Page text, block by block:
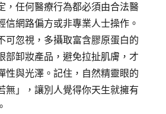
，任何醫療行為都必須由合法醫
信網路偏方或非專業人士操作。
可忽視，多攝取富含膠原蛋白的
部卸妝產品，避免拉扯肌膚，才
性與光澤。記住，自然精靈眼的
無」，讓別人覺得你天生就擁有